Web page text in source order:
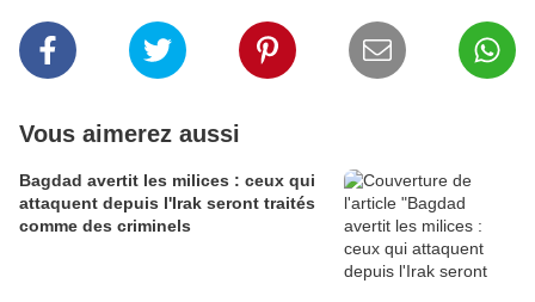
Vous aimerez aussi
Bagdad avertit les milices : ceux qui
attaquent depuis l'Irak seront traités
comme des criminels